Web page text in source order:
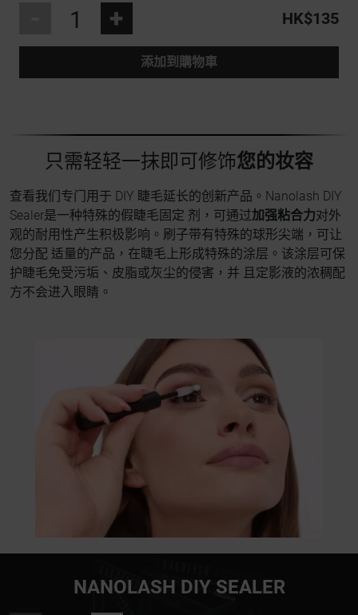
+ HK$135
添加到購物車
只需轻轻一抹即可修饰您的妆容
查看我们专门用于 DIY 睫毛延长的创新产品。Nanolash DIY
Sealer是一种特殊的假睫毛固定 剂，可通过加强粘合力对外
观的耐用性产生积极影响。刷子带有特殊的球形尖端，可让
您分配 适量的产品，在睫毛上形成特殊的涂层。该涂层可保
护睫毛免受污垢、皮脂或灰尘的侵害，并 且定影液的浓稠配
方不会进入眼睛。
NANOLASH DIY SEALER